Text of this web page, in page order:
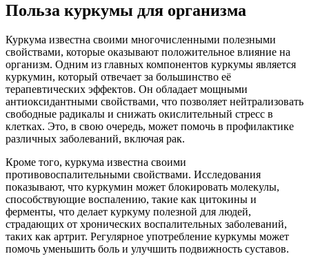
Польза куркумы для организма
Куркума известна своими многочисленными полезными
свойствами, которые оказывают положительное влияние на
организм. Одним из главных компонентов куркумы является
куркумин, который отвечает за большинство её
терапевтических эффектов. Он обладает мощными
антиоксидантными свойствами, что позволяет нейтрализовать
свободные радикалы и снижать окислительный стресс в
клетках. Это, в свою очередь, может помочь в профилактике
различных заболеваний, включая рак.
Кроме того, куркума известна своими
противовоспалительными свойствами. Исследования
показывают, что куркумин может блокировать молекулы,
способствующие воспалению, такие как цитокины и
ферменты, что делает куркуму полезной для людей,
страдающих от хронических воспалительных заболеваний,
таких как артрит. Регулярное употребление куркумы может
помочь уменьшить боль и улучшить подвижность суставов.